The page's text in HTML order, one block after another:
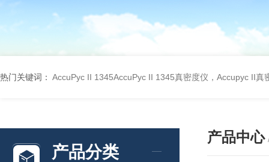
热门关键词： AccuPyc II 1345AccuPyc II 1345真密度仪，Accupyc II真
产品分类
产品中心